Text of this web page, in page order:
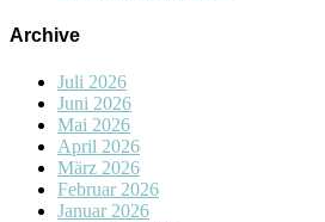
Archive
Juli 2026
Juni 2026
Mai 2026
April 2026
März 2026
Februar 2026
Januar 2026